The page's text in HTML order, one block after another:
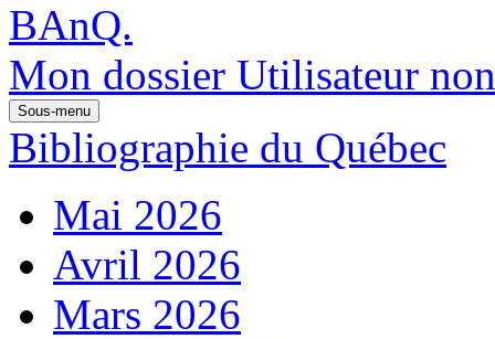
Mon dossier Utilisateur
Sous-menu
Bibliographie du Québec
Mai 2026
Avril 2026
Mars 2026